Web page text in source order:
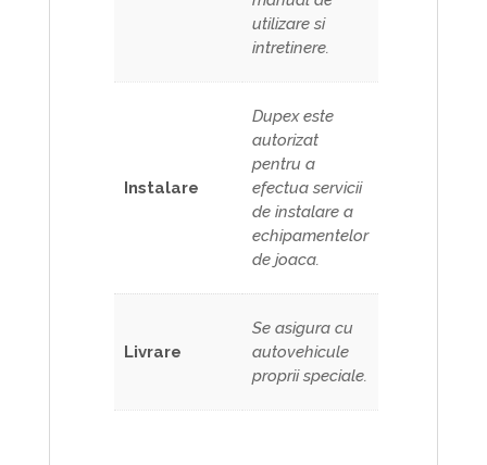
utilizare si
intretinere.
Instalare
Dupex este
autorizat
pentru a
efectua servicii
de instalare a
echipamentelor
de joaca.
Livrare
Se asigura cu
autovehicule
proprii speciale.